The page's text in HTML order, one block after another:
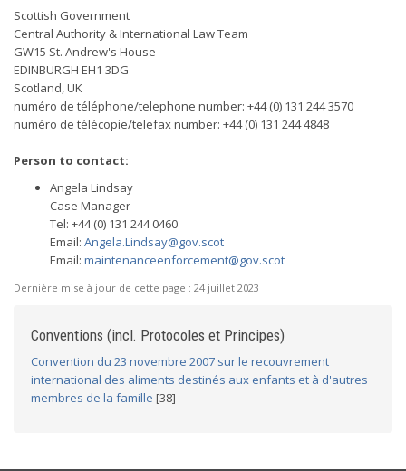
Scottish Government
Central Authority & International Law Team
GW15 St. Andrew's House
EDINBURGH EH1 3DG
Scotland, UK
numéro de téléphone/telephone number: +44 (0) 131 244 3570
numéro de télécopie/telefax number: +44 (0) 131 244 4848
Person to contact:
Angela Lindsay
Case Manager
Tel: +44 (0) 131 244 0460
Email: Angela.Lindsay@gov.scot
Email: maintenanceenforcement@gov.scot
Dernière mise à jour de cette page : 24 juillet 2023
Conventions (incl. Protocoles et Principes)
Convention du 23 novembre 2007 sur le recouvrement
international des aliments destinés aux enfants et à d'autres
membres de la famille [38]